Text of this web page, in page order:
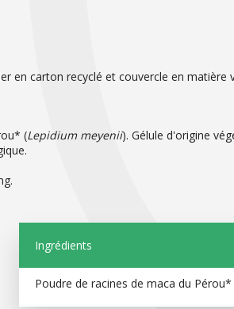
en carton recyclé et couvercle en matière
(Lepidium meyenii). Gélule d'origine
Ingrédients
Poudre de racines de maca du Pérou*